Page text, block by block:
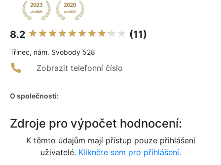
8.2 (11)
Třinec, nám. Svobody 528
Zobrazit telefonní číslo
O společnosti:
Zdroje pro výpočet hodnocení:
K těmto údajům mají přístup pouze přihlášení
uživatelé. Klikněte sem pro přihlášení.